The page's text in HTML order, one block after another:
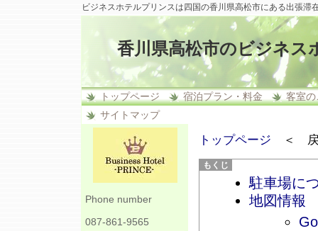
ビジネスホテルプリンスは四国の香川県高松市にある出張
香川県高松市のビジネ
トップページ 宿泊プラン・料金
客室
サイトマップ
トップページ ＜ 戻
駐車場に
地図情報
Phone number
087-861-9565